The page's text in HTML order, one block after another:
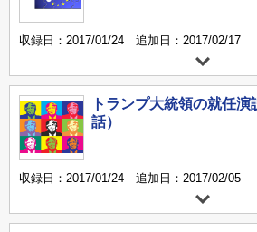
収録日：2017/01/24 追加日：2017/02/17
トランプ大統領の就任
話）
収録日：2017/01/24 追加日：2017/02/05